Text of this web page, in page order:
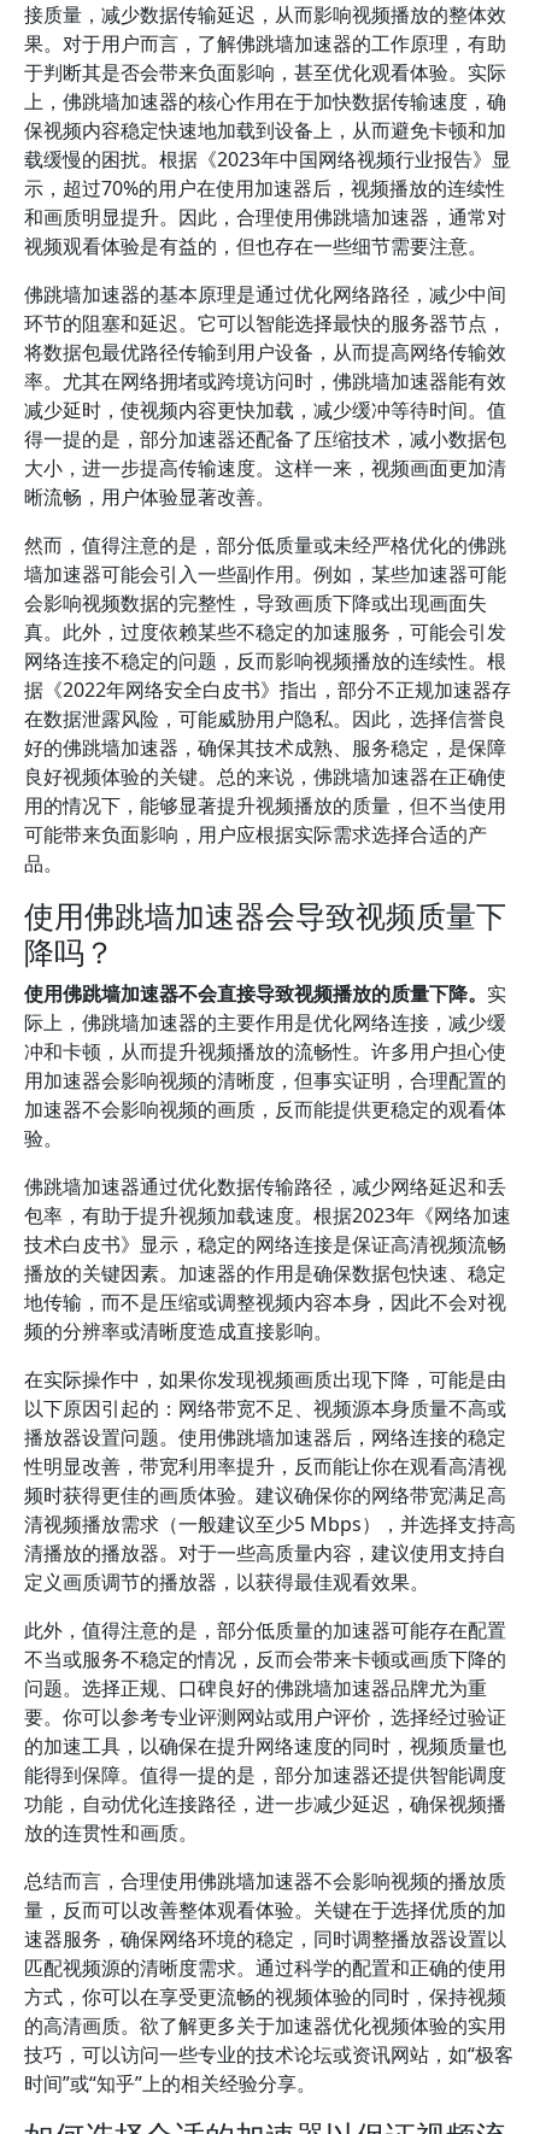
接质量，减少数据传输延迟，从而影响视频播放的整体效
果。对于用户而言，了解佛跳墙加速器的工作原理，有助
于判断其是否会带来负面影响，甚至优化观看体验。实际
上，佛跳墙加速器的核心作用在于加快数据传输速度，确
保视频内容稳定快速地加载到设备上，从而避免卡顿和加
载缓慢的困扰。根据《2023年中国网络视频行业报告》显
示，超过70%的用户在使用加速器后，视频播放的连续性
和画质明显提升。因此，合理使用佛跳墙加速器，通常对
视频观看体验是有益的，但也存在一些细节需要注意。
佛跳墙加速器的基本原理是通过优化网络路径，减少中间
环节的阻塞和延迟。它可以智能选择最快的服务器节点，
将数据包最优路径传输到用户设备，从而提高网络传输效
率。尤其在网络拥堵或跨境访问时，佛跳墙加速器能有效
减少延时，使视频内容更快加载，减少缓冲等待时间。值
得一提的是，部分加速器还配备了压缩技术，减小数据包
大小，进一步提高传输速度。这样一来，视频画面更加清
晰流畅，用户体验显著改善。
然而，值得注意的是，部分低质量或未经严格优化的佛跳
墙加速器可能会引入一些副作用。例如，某些加速器可能
会影响视频数据的完整性，导致画质下降或出现画面失
真。此外，过度依赖某些不稳定的加速服务，可能会引发
网络连接不稳定的问题，反而影响视频播放的连续性。根
据《2022年网络安全白皮书》指出，部分不正规加速器存
在数据泄露风险，可能威胁用户隐私。因此，选择信誉良
好的佛跳墙加速器，确保其技术成熟、服务稳定，是保障
良好视频体验的关键。总的来说，佛跳墙加速器在正确使
用的情况下，能够显著提升视频播放的质量，但不当使用
可能带来负面影响，用户应根据实际需求选择合适的产
品。
使用佛跳墙加速器会导致视频质量下
降吗？
使用佛跳墙加速器不会直接导致视频播放的质量下降。 实
际上，佛跳墙加速器的主要作用是优化网络连接，减少缓
冲和卡顿，从而提升视频播放的流畅性。许多用户担心使
用加速器会影响视频的清晰度，但事实证明，合理配置的
加速器不会影响视频的画质，反而能提供更稳定的观看体
验。
佛跳墙加速器通过优化数据传输路径，减少网络延迟和丢
包率，有助于提升视频加载速度。根据2023年《网络加速
技术白皮书》显示，稳定的网络连接是保证高清视频流畅
播放的关键因素。加速器的作用是确保数据包快速、稳定
地传输，而不是压缩或调整视频内容本身，因此不会对视
频的分辨率或清晰度造成直接影响。
在实际操作中，如果你发现视频画质出现下降，可能是由
以下原因引起的：网络带宽不足、视频源本身质量不高或
播放器设置问题。使用佛跳墙加速器后，网络连接的稳定
性明显改善，带宽利用率提升，反而能让你在观看高清视
频时获得更佳的画质体验。建议确保你的网络带宽满足高
清视频播放需求（一般建议至少5 Mbps），并选择支持高
清播放的播放器。对于一些高质量内容，建议使用支持自
定义画质调节的播放器，以获得最佳观看效果。
此外，值得注意的是，部分低质量的加速器可能存在配置
不当或服务不稳定的情况，反而会带来卡顿或画质下降的
问题。选择正规、口碑良好的佛跳墙加速器品牌尤为重
要。你可以参考专业评测网站或用户评价，选择经过验证
的加速工具，以确保在提升网络速度的同时，视频质量也
能得到保障。值得一提的是，部分加速器还提供智能调度
功能，自动优化连接路径，进一步减少延迟，确保视频播
放的连贯性和画质。
总结而言，合理使用佛跳墙加速器不会影响视频的播放质
量，反而可以改善整体观看体验。关键在于选择优质的加
速器服务，确保网络环境的稳定，同时调整播放器设置以
匹配视频源的清晰度需求。通过科学的配置和正确的使用
方式，你可以在享受更流畅的视频体验的同时，保持视频
的高清画质。欲了解更多关于加速器优化视频体验的实用
技巧，可以访问一些专业的技术论坛或资讯网站，如“极客
时间”或“知乎”上的相关经验分享。